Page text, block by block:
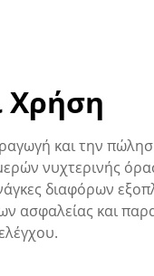
Χρήση
και την
νυχτερινής
διαφόρων
ασφαλείας και